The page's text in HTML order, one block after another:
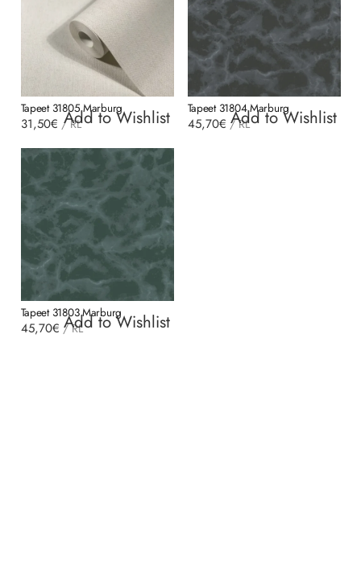
Tapeet 31805 Marburg
31,50€ /RL
Add to Wishlist Tapeet 31804 Marburg
45,70€ /RL
Add to Wishlist
Tapeet 31803 Marburg
45,70€ /RL
Add to Wishlist